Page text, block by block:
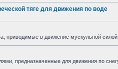
тяге для движения по воде
приводимые в движение мускульной силой
предназначенные для движения по